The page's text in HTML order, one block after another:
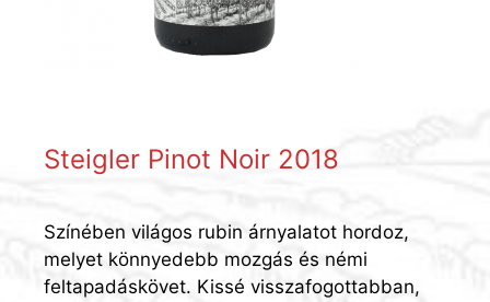
Steigler Pinot Noir 2018
Színében világos rubin árnyalatot hordoz,
melyet könnyedebb mozgás és némi
feltapadáskövet. Kissé visszafogottabban,